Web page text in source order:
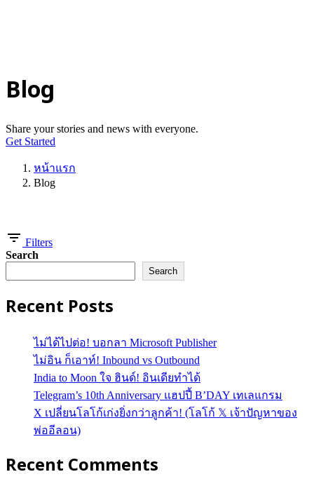
Blog
Share your stories and news with everyone.
Get Started
หน้าแรก
Blog
Filters
Search
Search
Recent Posts
ไม่ได้ไปต่อ! บอกลา Microsoft Publisher
ไม่อิน ก็เอาท์! Inbound vs Outbound
India to Moon ใจ ฮินด์! อินเดียทำได้
Telegram’s 10th Anniversary แฮปปี้ B’DAY เทเลแกรม
X เปลี่ยนโลโก้เก่งยิ่งกว่าลูกค้า! (โลโก้ 𝕏 เจ้าปัญหาของ
พ่ออีลอน)
Recent Comments